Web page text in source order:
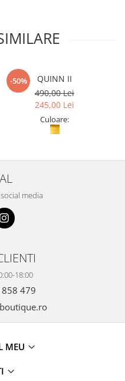
-50%
QUINN II
490,00 Lei
245,00 Lei
Culoare:
media
18:00
479
MEU